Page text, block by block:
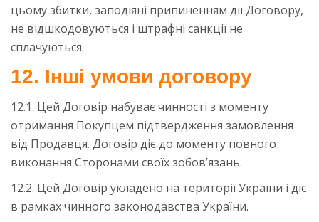
цьому збитки, заподіяні припиненням дії Договору,
не відшкодовуються і штрафні санкції не
сплачуються.
12. Інші умови договору
12.1. Цей Договір набуває чинності з моменту
отримання Покупцем підтвердження замовлення
від Продавця. Договір діє до моменту повного
виконання Сторонами своїх зобов’язань.
12.2. Цей Договір укладено на території України і діє
в рамках чинного законодавства України.